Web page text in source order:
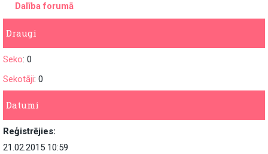
Dalība forumā
Draugi
Seko: 0
Sekotāji: 0
Datumi
Reģistrējies:
21.02.2015 10:59